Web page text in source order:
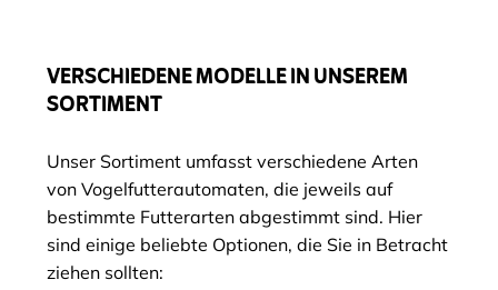
VERSCHIEDENE MODELLE IN UNSEREM
SORTIMENT
Unser Sortiment umfasst verschiedene Arten
von Vogelfutterautomaten, die jeweils auf
bestimmte Futterarten abgestimmt sind. Hier
sind einige beliebte Optionen, die Sie in Betracht
ziehen sollten: